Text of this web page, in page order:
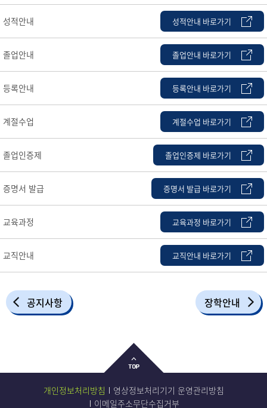
성적안내 성적안내 바로가기
졸업안내 졸업안내 바로가기
등록안내 등록안내 바로가기
계절수업 계절수업 바로가기
졸업인증제 졸업인증제 바로가기
증명서 발급 증명서 발급 바로가기
교육과정 교육과정 바로가기
교직안내 교직안내 바로가기
공지사항 장학안내
개인정보처리방침
영상정보처리기기 운영관리방침
이메일주소무단수집거부